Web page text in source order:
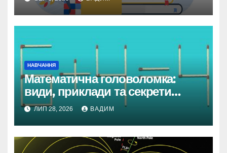
НАВЧАННЯ
Математична головоломка:
види, приклади та секрети
розв’язання
ЛИП 28, 2026 ВАДИМ